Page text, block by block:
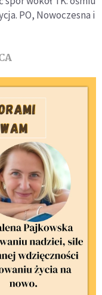
PO, Nowoczesna i